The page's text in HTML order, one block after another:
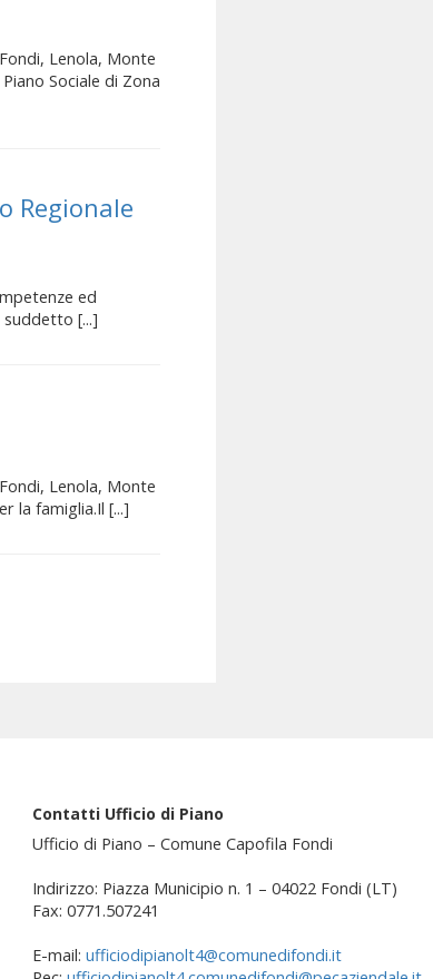
Lenola, Monte
Sociale di Zona
Regionale
ed
[...]
Lenola, Monte
la famiglia.Il [...]
Contatti Ufficio di Piano
Ufficio di Piano – Comune Capofila Fondi
Indirizzo: Piazza Municipio n. 1 – 04022 Fondi (LT)
Fax: 0771.507241
E-mail: ufficiodipianolt4@comunedifondi.it